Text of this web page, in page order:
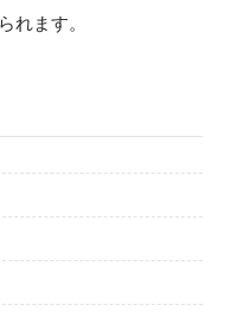
れます。